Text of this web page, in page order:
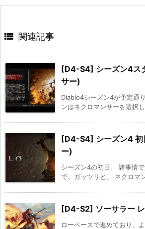
 関連記事
[D4-S4] シーズン4ス
サー)
Diablo4シーズン4が予定通
ンはネクロマンサーを選択
[D4-S4] シーズン4 初
ー)
シーズン4の初日。 諸事情
で、ガッツリと。 ネクロマ
[D4-S2] ソーサラー
ローペースで進めており、